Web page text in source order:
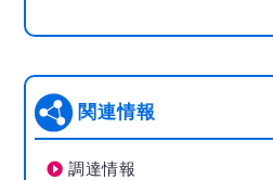
関連情報
調達情報